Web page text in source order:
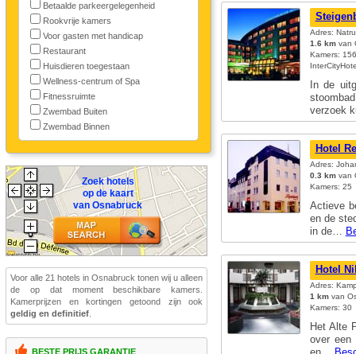
Betaalde parkeergelegenheid
Rookvrije kamers
Voor gasten met handicap
Restaurant
Huisdieren toegestaan
Wellness-centrum of Spa
Fitnessruimte
Zwembad Buiten
Zwembad Binnen
Zoek hotels
op de kaart
van Osnabruck
Voor alle 21 hotels in Osnabruck tonen wij u alleen
de op dat moment beschikbare kamers.
Kamerprijzen en kortingen getoond zijn ook
geldig en definitief
BESTE PRIJS GARANTIE
Adres:
1.6 kmvan
Kamers:
In de
verzoek
Hotel
Adres:
0.3 kmvan
Kamers: 25
Actieve
en de
in de…
Hotel
Adres:
1 kmvan
Kamers: 30
Het Alte
over een